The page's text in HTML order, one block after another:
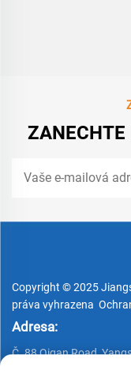
Copyright © 2025
práva vyhrazena
Adresa:
Č. 88 Qigan Road,